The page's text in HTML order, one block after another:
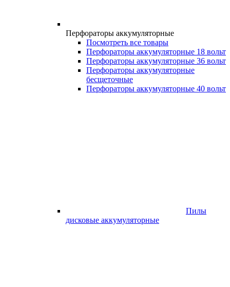
Перфораторы аккумуляторные
Посмотреть все товары
Перфораторы аккумуляторные 18 вольт
Перфораторы аккумуляторные 36 вольт
Перфораторы аккумуляторные
бесщеточные
Перфораторы аккумуляторные 40 вольт
Пилы
дисковые аккумуляторные